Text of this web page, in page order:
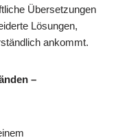
Übersetzungen
Lösungen,
ankommt.
–